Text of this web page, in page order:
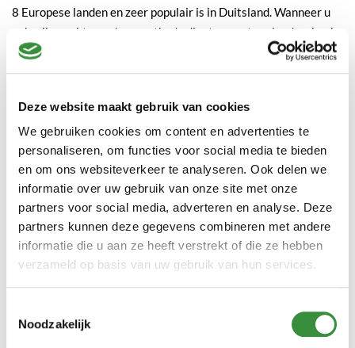
Deze website maakt gebruik van cookies
We gebruiken cookies om content en advertenties te
personaliseren, om functies voor social media te bieden
en om ons websiteverkeer te analyseren. Ook delen we
informatie over uw gebruik van onze site met onze
partners voor social media, adverteren en analyse. Deze
partners kunnen deze gegevens combineren met andere
informatie die u aan ze heeft verstrekt of die ze hebben
verzameld op basis van uw gebruik van hun services.
Noodzakelijk
8 Europese landen en zeer populair is in Duitsland. Wanneer u
gebruik maakt van deze methode dient u eerst uw land en bank
te selecteren. Vervolgens komt u in het login-gedeelte van het
beveiligde betalingsformulier. U kunt uw betaling vervolgens
wordt gelijk van uw bankrekening afgeschreven. Vervolgens
wordt u weer teruggeleid naar onze website. Uw bestelling en
betaling zijn geslaagd.
SOFORT Banking is beschikbaar voor klanten met een rekening
in de volgende landen:
Nederland
België
Zwitserland
Polen